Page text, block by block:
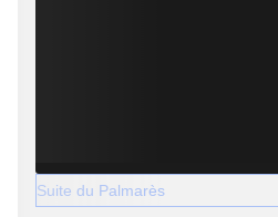
Suite du Palmarès